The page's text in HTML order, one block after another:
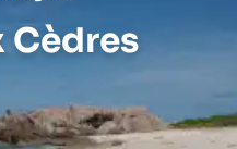
Cèdres